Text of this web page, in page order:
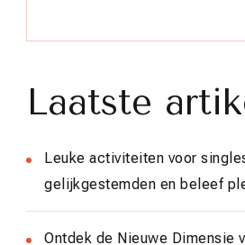
Laatste
Leuke activiteiten voor
gelijkgestemden en beleef
Ontdek de Nieuwe Dimensie